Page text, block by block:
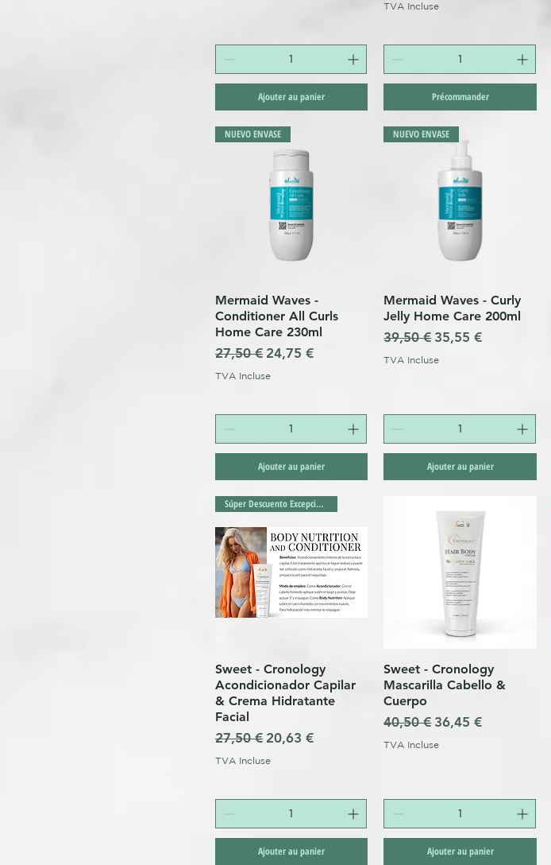
Ajouter au panier
TVA Incluse
Précommander
Aperçu rapide
NUEVO ENVASE
Mermaid Waves -
Conditioner All Curls
Home Care 230ml
Prix original
27,50 € Prix promotionnel
24,75 €
TVA Incluse
Ajouter au panier
Aperçu rapide
NUEVO ENVASE
Mermaid Waves - Curly
Jelly Home Care 200ml
Prix original
39,50 € Prix promotionnel
35,55 €
TVA Incluse
Ajouter au panier
Aperçu rapide
Súper Descuento Excepcional
Sweet - Cronology
Acondicionador Capilar
& Crema Hidratante
Facial
Prix original
27,50 € Prix promotionnel
20,63 €
TVA Incluse
Ajouter au panier
Aperçu rapide
Sweet - Cronology
Mascarilla Cabello &
Cuerpo
Prix original
40,50 € Prix promotionnel
36,45 €
TVA Incluse
Ajouter au panier